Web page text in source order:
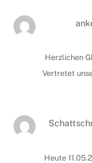
Herzlichen
Vertretet
Heute